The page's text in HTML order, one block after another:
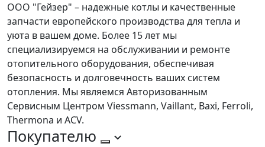
ООО "Гейзер" – надежные котлы и качественные
запчасти европейского производства для тепла и
уюта в вашем доме. Более 15 лет мы
специализируемся на обслуживании и ремонте
отопительного оборудования, обеспечивая
безопасность и долговечность ваших систем
отопления. Мы являемся Авторизованным
Сервисным Центром Viessmann, Vaillant, Baxi, Ferroli,
Thermona и ACV.
Покупателю